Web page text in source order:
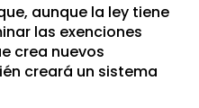
aunque la ley tiene
las exenciones
crea nuevos
creará un sistema